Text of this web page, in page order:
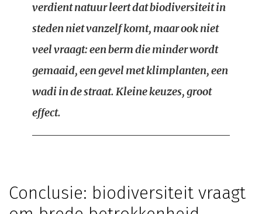
verdient natuur leert dat biodiversiteit in
steden niet vanzelf komt, maar ook niet
veel vraagt: een berm die minder wordt
gemaaid, een gevel met klimplanten, een
wadi in de straat. Kleine keuzes, groot
effect.
Conclusie: biodiversiteit vraagt